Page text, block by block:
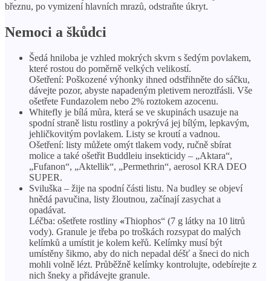
březnu, po vymizení hlavních mrazů, odstraňte úkryt.
Nemoci a škůdci
Šedá hniloba je vzhled mokrých skvrn s šedým povlakem,
které rostou do poměrně velkých velikostí.
Ošetření: Poškozené výhonky ihned odstřihněte do sáčku,
dávejte pozor, abyste napadeným pletivem neroztřásli. Vše
ošetřete Fundazolem nebo 2% roztokem azocenu.
Whitefly je bílá můra, která se ve skupinách usazuje na
spodní straně listu rostliny a pokrývá jej bílým, lepkavým,
jehličkovitým povlakem. Listy se kroutí a vadnou.
Ošetření: listy můžete omýt tlakem vody, ručně sbírat
molice a také ošetřit Buddleiu insekticidy – „Aktara“,
„Fufanon“, „Aktellik“, „Permethrin“, aerosol KRA DEO
SUPER.
Sviluška – žije na spodní části listu. Na budley se objeví
hnědá pavučina, listy žloutnou, začínají zasychat a
opadávat.
Léčba: ošetřete rostliny «Thiophos“ (7 g látky na 10 litrů
vody). Granule je třeba po troškách rozsypat do malých
kelímků a umístit je kolem keřů. Kelímky musí být
umístěny šikmo, aby do nich nepadal déšť a šneci do nich
mohli volně lézt. Průběžně kelímky kontrolujte, odebírejte z
nich šneky a přidávejte granule.